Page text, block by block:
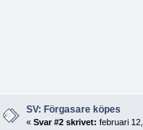
SV: Förgasare köpes
« Svar #2 skrivet: februari